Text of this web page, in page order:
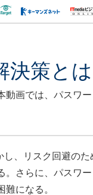
策とは
動画では、パスワ
、リスク回避のた
。さらに、パスワ
になる。